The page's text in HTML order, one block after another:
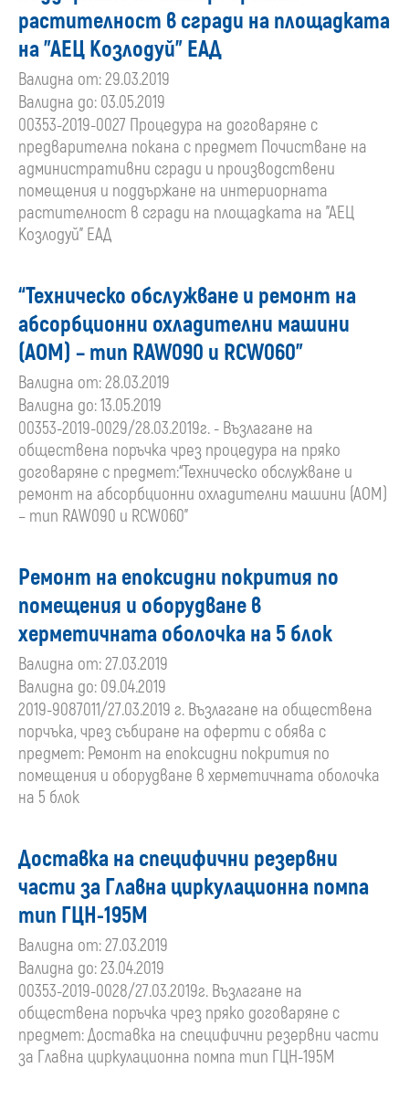
растителност в сгради на площадката
на "АЕЦ Козлодуй" ЕАД
Валидна от: 29.03.2019
Валидна до: 03.05.2019
00353-2019-0027 Процедура на договаряне с
предварителна покана с предмет Почистване на
административни сгради и производствени
помещения и поддържане на интериорната
растителност в сгради на площадката на "АЕЦ
Козлодуй" ЕАД
“Техническо обслужване и ремонт на
абсорбционни охладителни машини
(АОМ) – тип RAW090 и RCW060”
Валидна от: 28.03.2019
Валидна до: 13.05.2019
00353-2019-0029/28.03.2019г. - Възлагане на
обществена поръчка чрез процедура на пряко
договаряне с предмет:“Техническо обслужване и
ремонт на абсорбционни охладителни машини (АОМ)
– тип RAW090 и RCW060”
Ремонт на епоксидни покрития по
помещения и оборудване в
херметичната оболочка на 5 блок
Валидна от: 27.03.2019
Валидна до: 09.04.2019
2019-9087011/27.03.2019 г. Възлагане на обществена
порчъка, чрез събиране на оферти с обява с
предмет: Ремонт на епоксидни покрития по
помещения и оборудване в херметичната оболочка
на 5 блок
Доставка на специфични резервни
части за Главна циркулационна помпа
тип ГЦН-195М
Валидна от: 27.03.2019
Валидна до: 23.04.2019
00353-2019-0028/27.03.2019г. Възлагане на
обществена поръчка чрез пряко договаряне с
предмет: Доставка на специфични резервни части
за Главна циркулационна помпа тип ГЦН-195М